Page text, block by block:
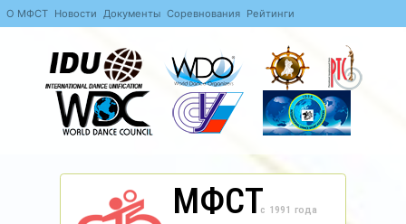
О МФСТ Новости Документы Соревнования Рейтинги
МФСТc 1991 года